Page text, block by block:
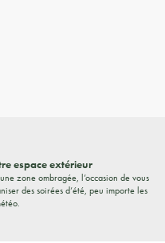
espace extérieur
zone ombragée, l’occasion de vous
des soirées d’été, peu importe les